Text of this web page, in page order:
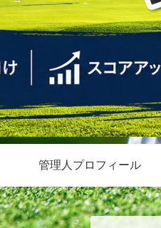
管理人プロフィール